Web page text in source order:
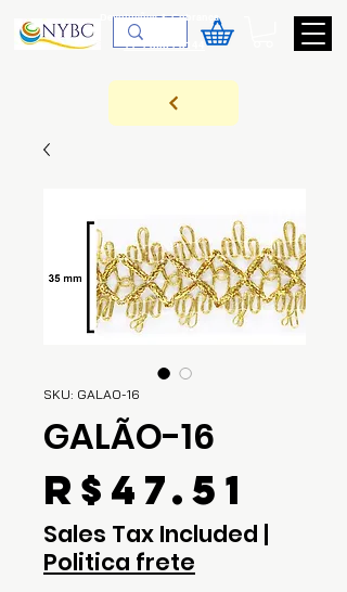
Devoluções & Cobrança
11-9-3089-3144
SKU: GALAO-16
GALÃO-16
R$47.51
Sales Tax Included |
Politica frete